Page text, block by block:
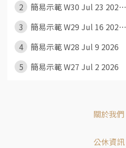
2
簡易示範 W30 Jul 23 202⋯
3
簡易示範 W29 Jul 16 202⋯
4
簡易示範 W28 Jul 9 2026
5
簡易示範 W27 Jul 2 2026
關於我們
公休資訊